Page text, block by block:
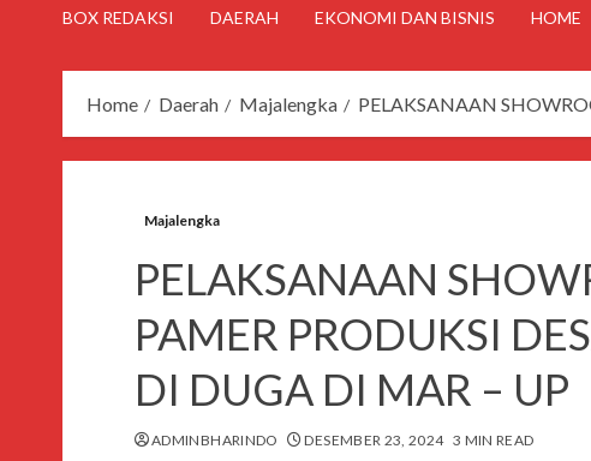
BOX REDAKSI DAERAH EKONOMI DAN BISNIS HOME
Home Daerah Majalengka PELAKSANAAN
Majalengka
PELAKSANAAN
PAMER PRODUKSI
DI DUGA DI MAR – UP
ADMINBHARINDO DESEMBER 23, 2024 3 MIN READ